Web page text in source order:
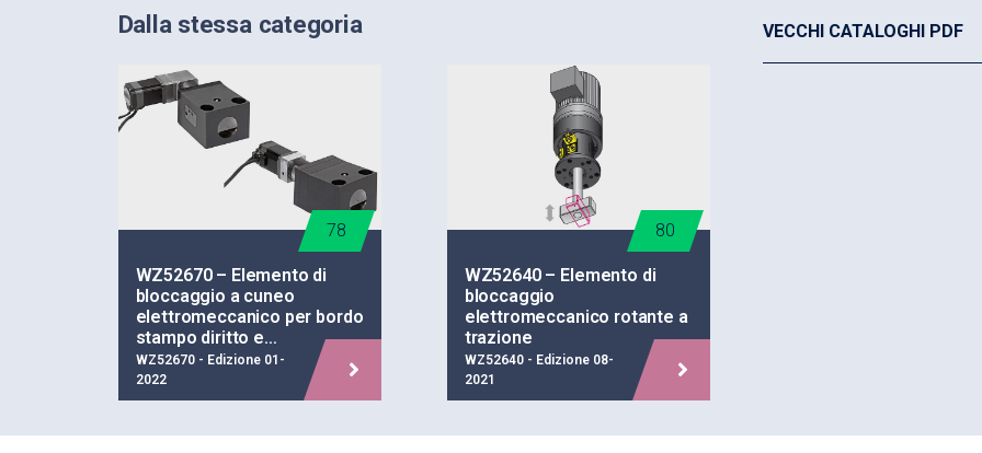
Dalla stessa categoria
WZ52670 – Elemento di
bloccaggio a cuneo
elettromeccanico per bordo
stampo diritto e…
78
WZ52670 - Edizione 01-
2022
WZ52640 – Elemento di
bloccaggio
elettromeccanico rotante a
trazione
80
WZ52640 - Edizione 08-
2021
VECCHI CATALOGHI PDF